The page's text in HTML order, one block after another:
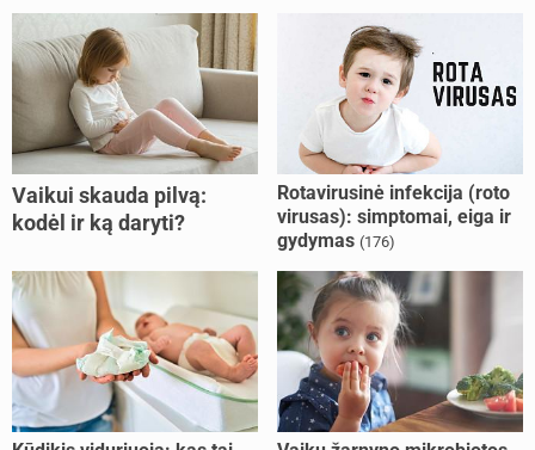
Vaikui skauda pilvą:
kodėl ir ką daryti?
Rotavirusinė infekcija (roto
virusas): simptomai, eiga ir
gydymas (176)